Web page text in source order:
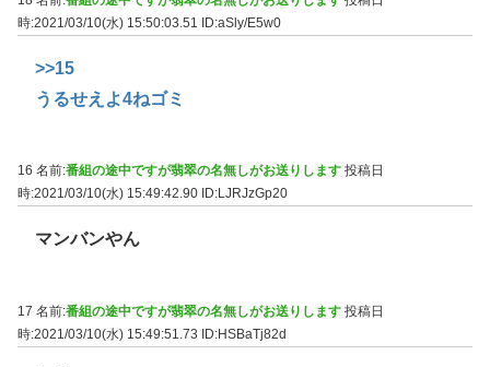
時:2021/03/10(水) 15:50:03.51 ID:aSly/E5w0
>>15
うるせえよ4ねゴミ
16 名前:番組の途中ですが翡翠の名無しがお送りします 投稿日
時:2021/03/10(水) 15:49:42.90 ID:LJRJzGp20
マンバンやん
17 名前:番組の途中ですが翡翠の名無しがお送りします 投稿日
時:2021/03/10(水) 15:49:51.73
ID:HSBaTj82d